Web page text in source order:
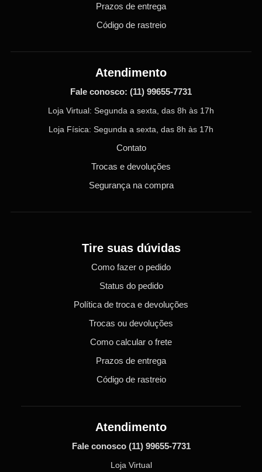
Prazos de entrega
Código de rastreio
Atendimento
Fale conosco: (11) 99655-7731
Loja Virtual: Segunda a sexta, das 8h às 17h
Loja Física: Segunda a sexta, das 8h às 17h
Contato
Trocas e devoluções
Segurança na compra
Tire suas dúvidas
Como fazer o pedido
Status do pedido
Política de troca e devoluções
Trocas ou devoluções
Como calcular o frete
Prazos de entrega
Código de rastreio
Atendimento
Fale conosco (11) 99655-7731
Loja Virtual